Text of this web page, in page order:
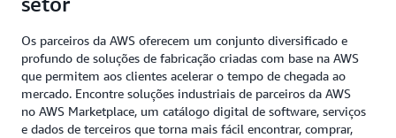
Os parceiros da AWS oferecem um conjunto diversificado e
profundo de soluções de fabricação criadas com base na AWS
que permitem aos clientes acelerar o tempo de chegada ao
mercado. Encontre soluções industriais de parceiros da AWS
no AWS Marketplace, um catálogo digital de software, serviços
e dados de terceiros que torna mais fácil encontrar, comprar,